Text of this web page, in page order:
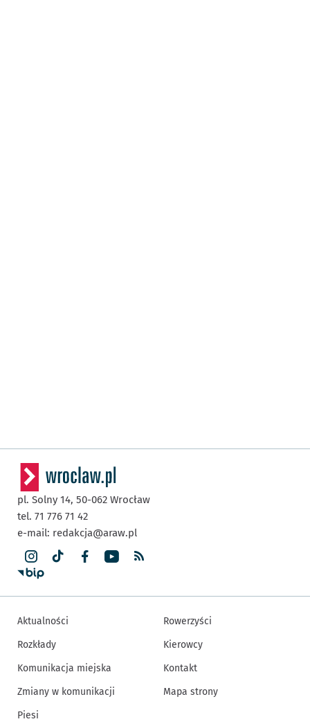
pl. Solny 14, 50-062 Wrocław
tel. 71 776 71 42
e-mail: redakcja@araw.pl
Aktualności
Rozkłady
Komunikacja miejska
Zmiany w komunikacji
Piesi
Rowerzyści
Kierowcy
Kontakt
Mapa strony